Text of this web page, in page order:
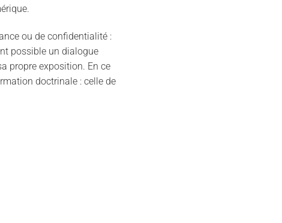
ou de confidentialité :
possible un dialogue
propre exposition. En ce
doctrinale : celle de